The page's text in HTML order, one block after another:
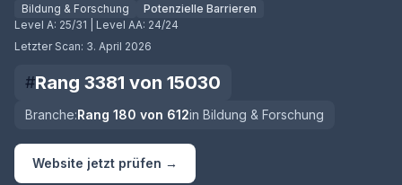
Bildung & Forschung
Potenzielle Barrieren
Level A: 25/31 | Level AA: 24/24
Letzter Scan: 3. April 2026
#Rang 3381 von 15030
Branche:Rang 180 von 612in Bildung & Forschung
Website jetzt prüfen →